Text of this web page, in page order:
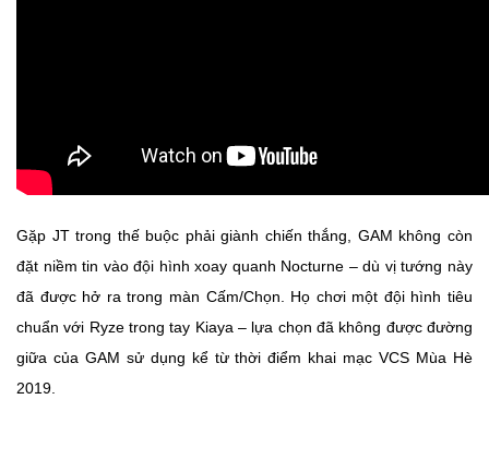
Gặp JT trong thế buộc phải giành chiến thắng, GAM không còn
đặt niềm tin vào đội hình xoay quanh Nocturne – dù vị tướng này
đã được hở ra trong màn Cấm/Chọn. Họ chơi một đội hình tiêu
chuẩn với Ryze trong tay Kiaya – lựa chọn đã không được đường
giữa của GAM sử dụng kể từ thời điểm khai mạc VCS Mùa Hè
2019.